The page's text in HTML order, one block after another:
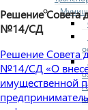
Решение Совета
№14/СД
Решение Совета
№14/СД «О
имущественной